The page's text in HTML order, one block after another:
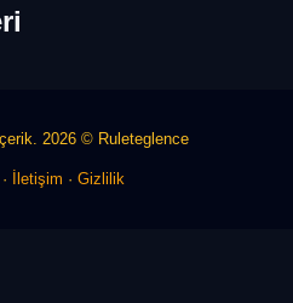
2026 © Ruleteglence
İletişim · Gizlilik